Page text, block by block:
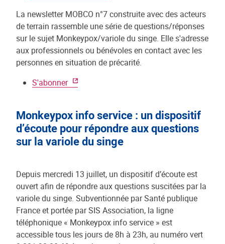
La newsletter MOBCO n°7 construite avec des acteurs
de terrain rassemble une série de questions/réponses
sur le sujet Monkeypox/variole du singe. Elle s'adresse
aux professionnels ou bénévoles en contact avec les
personnes en situation de précarité.
S'abonner
Monkeypox info service : un dispositif
d’écoute pour répondre aux questions
sur la variole du singe
Depuis mercredi 13 juillet, un dispositif d’écoute est
ouvert afin de répondre aux questions suscitées par la
variole du singe. Subventionnée par Santé publique
France et portée par SIS Association, la ligne
téléphonique « Monkeypox info service » est
accessible tous les jours de 8h à 23h, au numéro vert